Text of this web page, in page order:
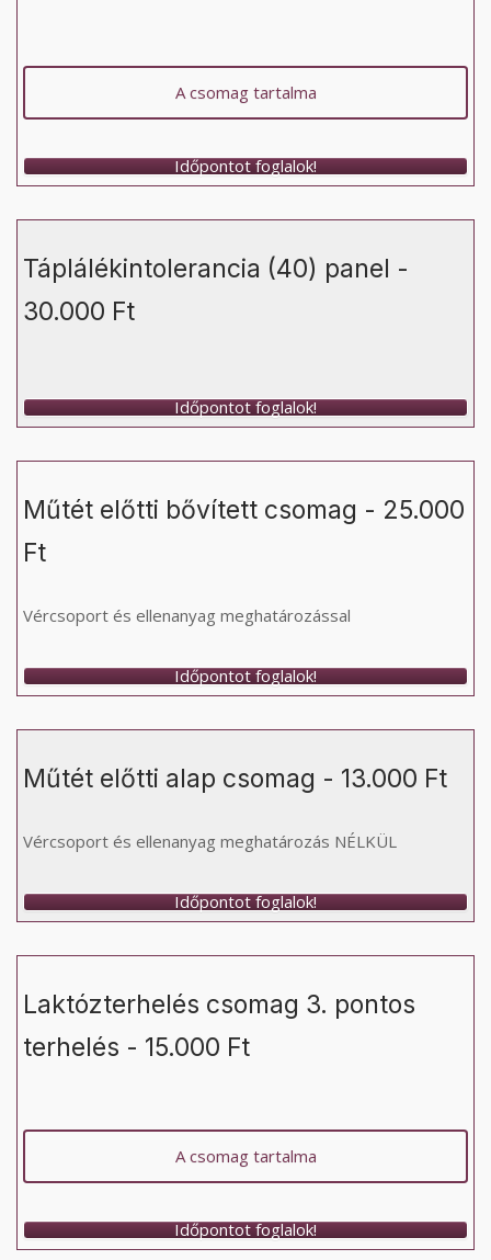
A csomag tartalma
Időpontot foglalok!
Táplálékintolerancia (40) panel -
30.000 Ft
Időpontot foglalok!
Műtét előtti bővített csomag - 25.000
Ft
Vércsoport és ellenanyag meghatározással
Időpontot foglalok!
Műtét előtti alap csomag - 13.000 Ft
Vércsoport és ellenanyag meghatározás NÉLKÜL
Időpontot foglalok!
Laktózterhelés csomag 3. pontos
terhelés - 15.000 Ft
A csomag tartalma
Időpontot foglalok!